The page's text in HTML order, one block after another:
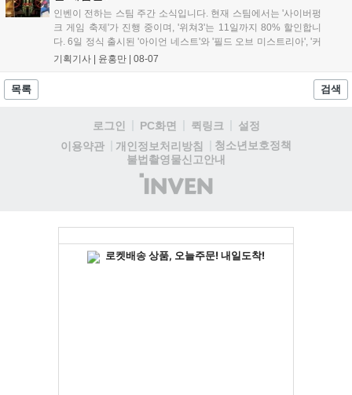
인벤이 전하는 스팀 주간 소식입니다. 현재 스팀에서는 '사이버펑
크 게임 축제'가 진행 중이며, '위쳐3'는 11일까지 80% 할인합니
다. 6일 정식 출시된 '아이언 네스트'와 '필드 오브 미스트리아', '커
세어 코브'가 호평받고 있습니다. 한편, 7일 출시된 '마블 투혼'은
다. 유비소프트의 '고스트리콘: 와일드랜드'는 7년 만의 대규모 업
기획기사 | 윤홍만 | 08-07
목록 검색
로그인 PC화면 퀵링크
설정
이용약관
개인정보처리방침
청소년보호정책
불법촬영물신고안내
(주)
인